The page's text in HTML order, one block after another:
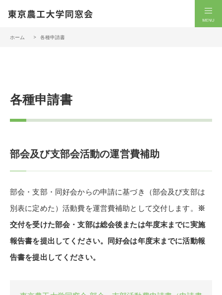
ホーム 各種申請書
各種申請書
部会及び支部会活動の運営費補助
部会・支部・同好会からの申請に基づき（部会及び支部は
別表に定めた）活動費を運営費補助として交付します。 ※
交付を受けた部会・支部は総会後または年度末までに実施
報告書を提出してください。同好会は年度末までに活動報
告書を提出してください。